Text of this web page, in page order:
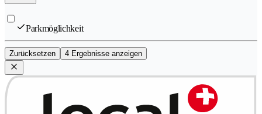
Parkmöglichkeit
Zurücksetzen 4 Ergebnisse anzeigen